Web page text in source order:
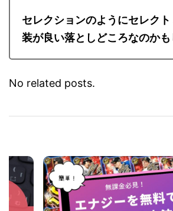
セレクションのようにセレクト